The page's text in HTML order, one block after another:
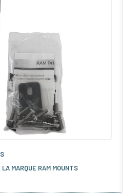
MARQUE RAM MOUNTS